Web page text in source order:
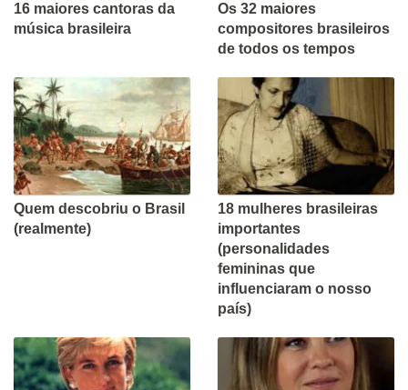
16 maiores cantoras da
música brasileira
Os 32 maiores
compositores brasileiros
de todos os tempos
Quem descobriu o Brasil
(realmente)
18 mulheres brasileiras
importantes
(personalidades
femininas que
influenciaram o nosso
país)